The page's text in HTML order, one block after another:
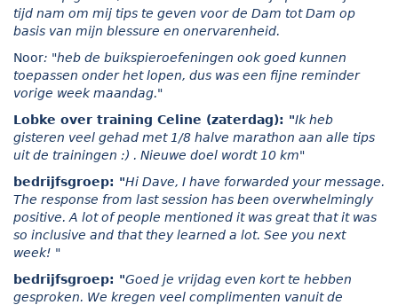
tijd nam om mij tips te geven voor de Dam tot Dam op
basis van mijn blessure en onervarenheid.
Noor: "heb de buikspieroefeningen ook goed kunnen
toepassen onder het lopen, dus was een fijne reminder
vorige week maandag."
Lobke over training Celine (zaterdag): "Ik heb
gisteren veel gehad met 1/8 halve marathon aan alle tips
uit de trainingen :) . Nieuwe doel wordt 10 km"
bedrijfsgroep: "Hi Dave, I have forwarded your message.
The response from last session has been overwhelmingly
positive. A lot of people mentioned it was great that it was
so inclusive and that they learned a lot. See you next
week! "
bedrijfsgroep: "Goed je vrijdag even kort te hebben
gesproken. We kregen veel complimenten vanuit de